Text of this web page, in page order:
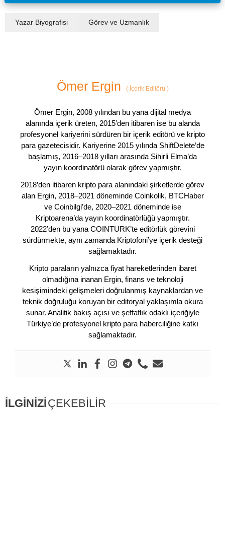
Yazar Biyografisi Görev ve Uzmanlık
Ömer Ergin (İçerik Editörü )
Ömer Ergin, 2008 yılından bu yana dijital medya
alanında içerik üreten, 2015’den itibaren ise bu alanda
profesyonel kariyerini sürdüren bir içerik editörü ve kripto
para gazetecisidir. Kariyerine 2015 yılında ShiftDelete’de
başlamış, 2016–2018 yılları arasında Sihirli Elma’da
yayın koordinatörü olarak görev yapmıştır.
2018’den itibaren kripto para alanındaki şirketlerde görev
alan Ergin, 2018–2021 döneminde Coinkolik, BTCHaber
ve Coinbilgi’de, 2020–2021 döneminde ise
Kriptoarena’da yayın koordinatörlüğü yapmıştır.
2022’den bu yana COINTURK’te editörlük görevini
sürdürmekte, aynı zamanda Kriptofoni’ye içerik desteği
sağlamaktadır.
Kripto paraların yalnızca fiyat hareketlerinden ibaret
olmadığına inanan Ergin, finans ve teknoloji
kesişimindeki gelişmeleri doğrulanmış kaynaklardan ve
teknik doğruluğu koruyan bir editoryal yaklaşımla okura
sunar. Analitik bakış açısı ve şeffaflık odaklı içeriğiyle
Türkiye’de profesyonel kripto para haberciliğine katkı
sağlamaktadır.
İLGİNİZİÇEKEBİLİR